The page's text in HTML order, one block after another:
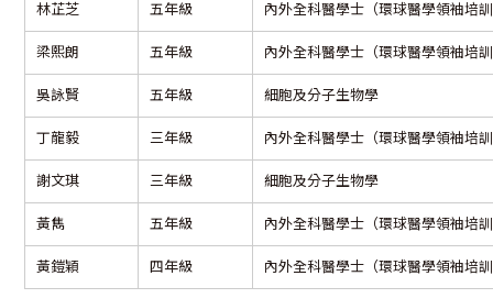
林芷芝 五年級 內外全科醫學士（環球醫學領袖培
梁熙朗 五年級 內外全科醫學士（環球醫學領袖培
吳詠賢 五年級 細胞及分子生物學
丁龍毅 三年級 內外全科醫學士（環球醫學領袖培
謝文琪 三年級 細胞及分子生物學
黃雋 五年級 內外全科醫學士（環球醫學領袖培
黃鎧穎 四年級 內外全科醫學士（環球醫學領袖培